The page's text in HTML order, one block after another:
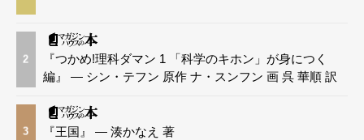
2
『つかめ!理科ダマン 1 「科学のキホン」が身につく
編』 — シン・テフン 原作 ナ・スンフン 画 呉 華順 訳
3 『王国』 — 湊かなえ 著